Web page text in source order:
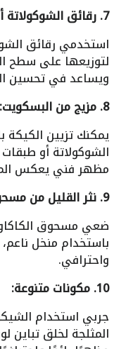
7. رقائق الشوكولاتة أو قطع الشوكولاتة الكبيرة:
استخدمي رقائق
لتوزيعها على سطح
ويساعد في تحسين
8. مزيج من البسكويت:
يمكنك تزيين
الشوكولاتة أو
مظهر فني يعكس
9. نثر القليل من مسحوق الكاكاو:
ضعي مسحوق الكاكاو
باستخدام منخل
واحترافي.
10. مكونات متنوعة:
جربي استخدام
المثلجة لخلق تباين